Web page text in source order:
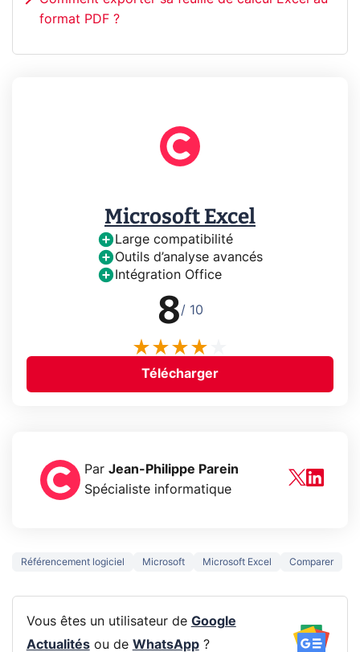
format PDF ?
Microsoft Excel
Large compatibilité
Outils d’analyse avancés
Intégration Office
8/ 10
Télécharger
Par Jean-Philippe Parein
Spécialiste informatique
Référencement logiciel Microsoft Microsoft Excel Comparer
Vous êtes un utilisateur de Google
Actualitésou de WhatsApp?